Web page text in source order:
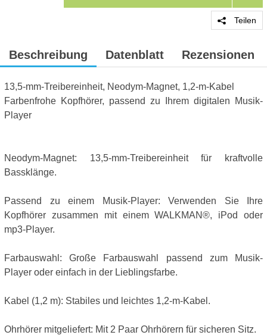
Teilen
Beschreibung Datenblatt Rezensionen
13,5-mm-Treibereinheit, Neodym-Magnet, 1,2-m-Kabel
Farbenfrohe Kopfhörer, passend zu Ihrem digitalen Musik-
Player
Neodym-Magnet: 13,5-mm-Treibereinheit für kraftvolle
Bassklänge.
Passend zu einem Musik-Player: Verwenden Sie Ihre
Kopfhörer zusammen mit einem WALKMAN®, iPod oder
mp3-Player.
Farbauswahl: Große Farbauswahl passend zum Musik-
Player oder einfach in der Lieblingsfarbe.
Kabel (1,2 m): Stabiles und leichtes 1,2-m-Kabel.
Ohrhörer mitgeliefert: Mit 2 Paar Ohrhörern für sicheren Sitz.